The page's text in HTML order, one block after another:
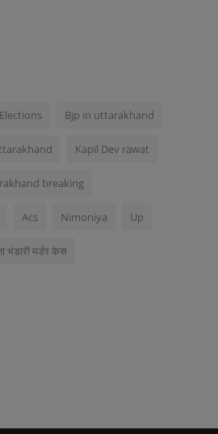
Elections Bjp in uttarakhand
Kapil Dev rawat
breaking
Acs Nimoniya Up
भंडारी मर्डर केस